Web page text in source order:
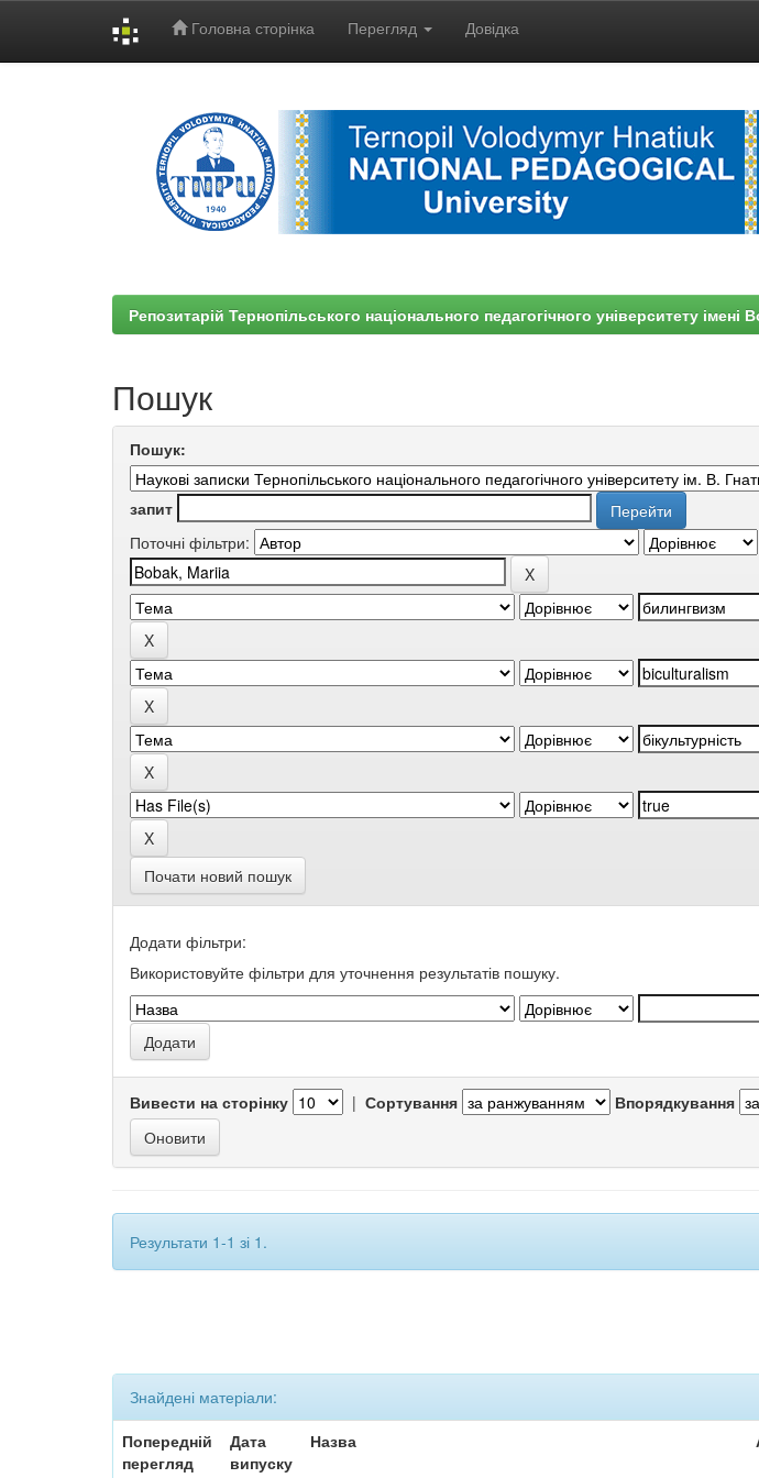
Головна сторінка Перегляд Довідка
Репозитарій Тернопільського національного педагогічного університету
Пошук
Пошук:
запит
Поточні фільтри:
Почати новий пошук
Додати фільтри:
Використовуйте фільтри для уточнення результатів пошуку.
Вивести на сторінку | Сортування Впорядкування
Результати 1-1 зі 1.
Знайдені матеріали:
Попередній
перегляд
Дата
випуску
Назва